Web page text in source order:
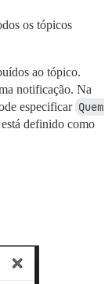
os tópicos
ao tópico.
notificação. Na
especificar Quem
definido como